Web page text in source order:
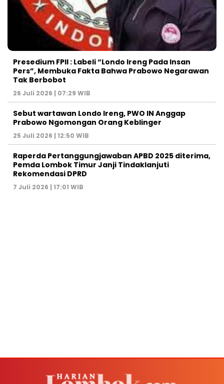
Presedium FPII : Labeli “Londo Ireng Pada Insan
Pers”, Membuka Fakta Bahwa Prabowo Negarawan
Tak Berbobot
26 Juli 2026 | 07:29 WIB
Sebut wartawan Londo Ireng, PWO IN Anggap
Prabowo Ngomongan Orang Keblinger
25 Juli 2026 | 12:50 WIB
Raperda Pertanggungjawaban APBD 2025 diterima,
Pemda Lombok Timur Janji Tindaklanjuti
Rekomendasi DPRD
7 Juli 2026 | 17:01 WIB